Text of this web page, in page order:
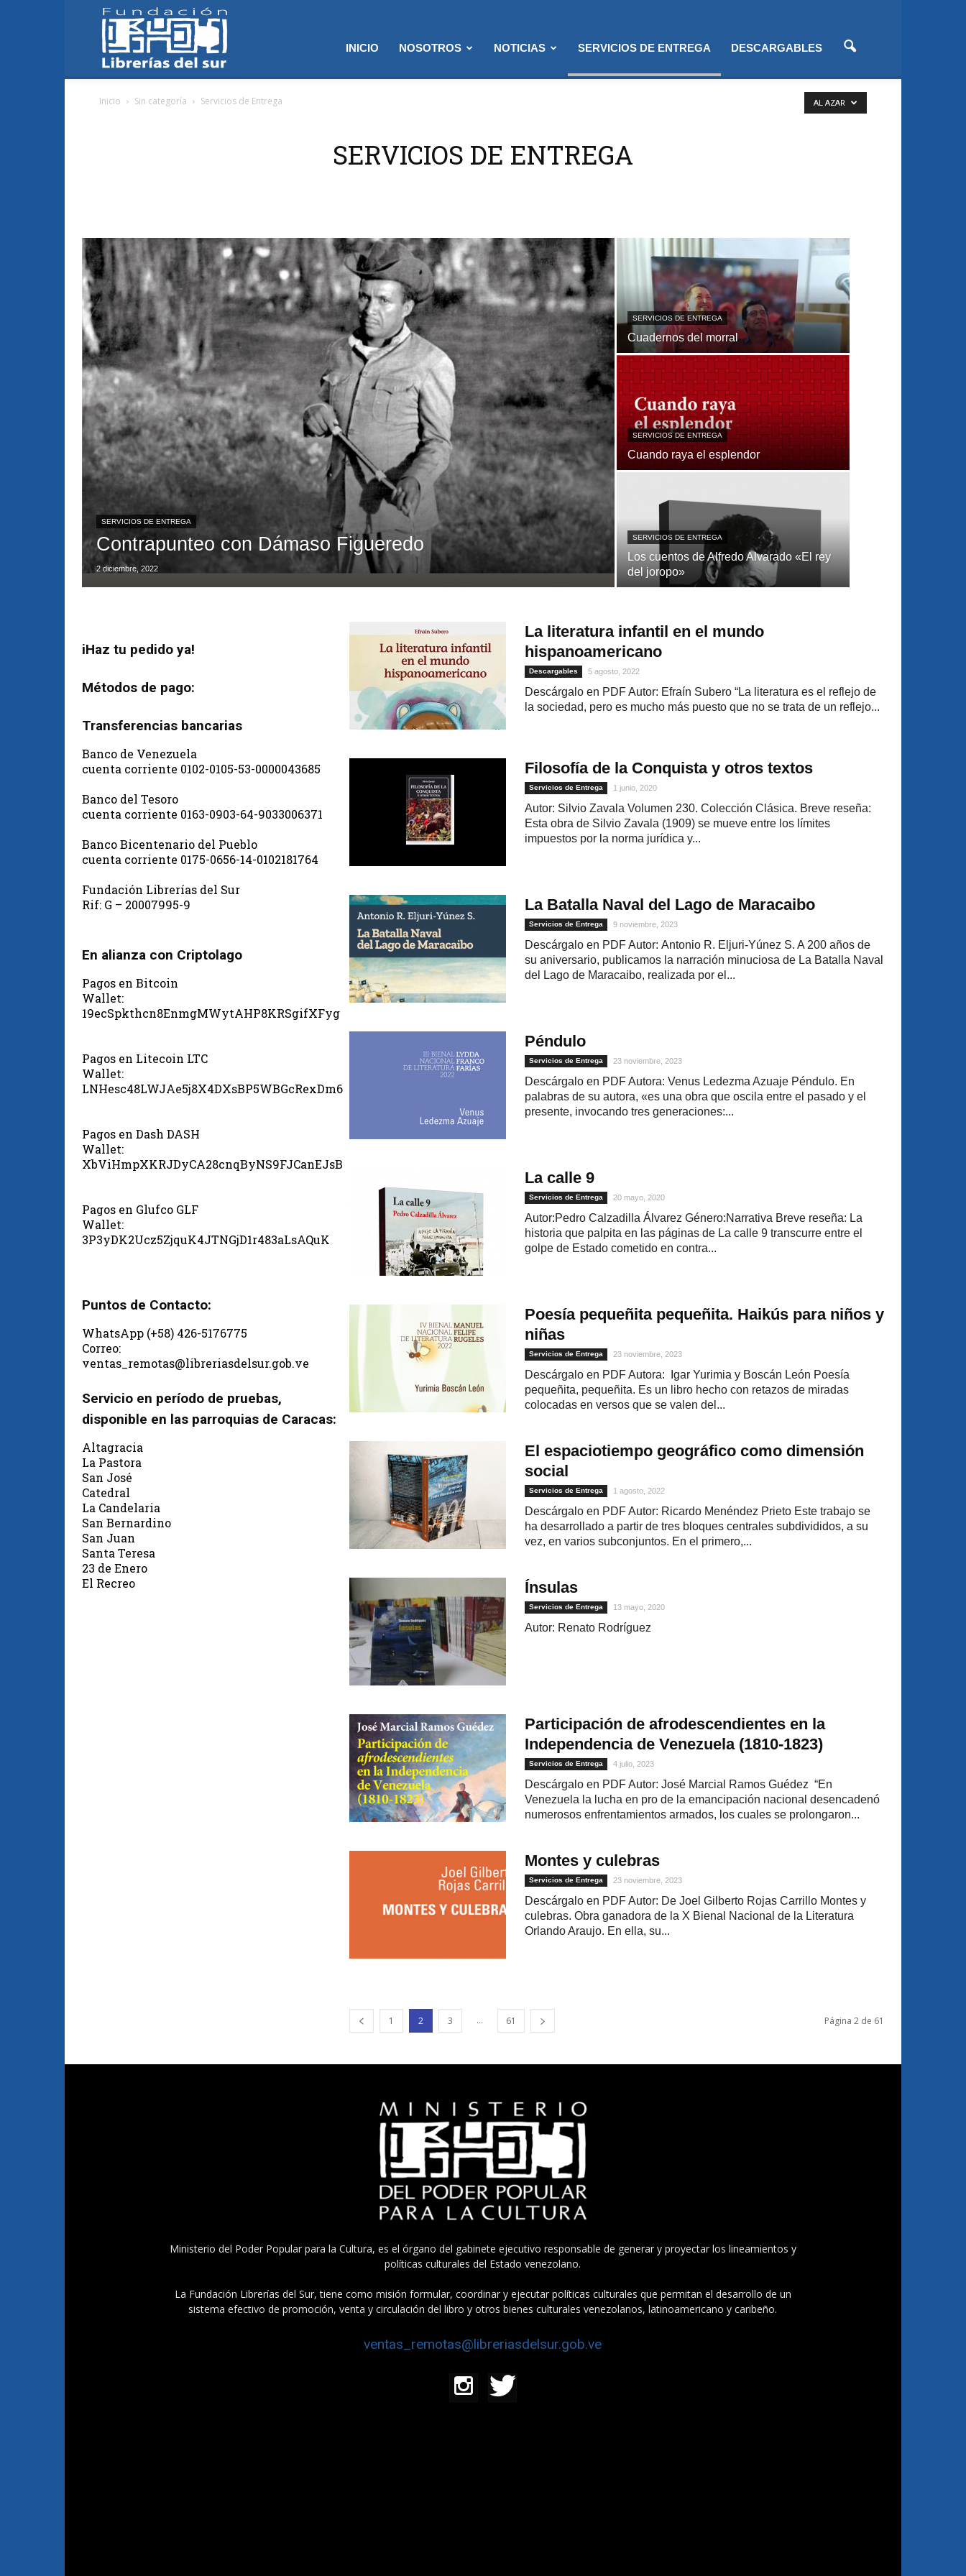
Sur
INICIO NOSOTROS NOTICIAS SERVICIOS DE ENTREGA DESCARGABLES
Inicio Sin categoría Servicios de Entrega
SERVICIOS DE ENTREGA
AL AZAR
SERVICIOS DE ENTREGA
Contrapunteo con Dámaso Figueredo
2 diciembre, 2022
SERVICIOS DE ENTREGA
Cuadernos del morral
SERVICIOS DE ENTREGA
Cuando raya el esplendor
SERVICIOS DE ENTREGA
Los cuentos de Alfredo Alvarado «El rey
del joropo»
La literatura infantil en el mundo
hispanoamericano
Descargables 5 agosto, 2022
Descárgalo en PDF Autor: Efraín Subero “La literatura es el reflejo de
la sociedad, pero es mucho más puesto que no se trata de un reflejo...
Filosofía de la Conquista y otros textos
Servicios de Entrega 1 junio, 2020
Autor: Silvio Zavala Volumen 230. Colección Clásica. Breve reseña:
Esta obra de Silvio Zavala (1909) se mueve entre los límites
impuestos por la norma jurídica y...
La Batalla Naval del Lago de Maracaibo
Servicios de Entrega 9 noviembre, 2023
Descárgalo en PDF Autor: Antonio R. Eljuri-Yúnez S. A 200 años de
su aniversario, publicamos la narración minuciosa de La Batalla Naval
del Lago de Maracaibo, realizada por el...
Péndulo
Servicios de Entrega 23 noviembre, 2023
Descárgalo en PDF Autora: Venus Ledezma Azuaje Péndulo. En
palabras de su autora, «es una obra que oscila entre el pasado y el
presente, invocando tres generaciones:...
La calle 9
Servicios de Entrega 20 mayo, 2020
Autor:Pedro Calzadilla Álvarez Género:Narrativa Breve reseña: La
historia que palpita en las páginas de La calle 9 transcurre entre el
golpe de Estado cometido en contra...
Poesía pequeñita pequeñita. Haikús para niños y
niñas
Servicios de Entrega 23 noviembre, 2023
Descárgalo en PDF Autora: Igar Yurimia y Boscán León Poesía
pequeñita, pequeñita. Es un libro hecho con retazos de miradas
colocadas en versos que se valen del...
El espaciotiempo geográfico como dimensión
social
Servicios de Entrega 1 agosto, 2022
Descárgalo en PDF Autor: Ricardo Menéndez Prieto Este trabajo se
ha desarrollado a partir de tres bloques centrales subdivididos, a su
vez, en varios subconjuntos. En el primero,...
Ínsulas
Servicios de Entrega 13 mayo, 2020
Autor: Renato Rodríguez
Participación de afrodescendientes en la
Independencia de Venezuela (1810-1823)
Servicios de Entrega 4 julio, 2023
Descárgalo en PDF Autor: José Marcial Ramos Guédez “En
Venezuela la lucha en pro de la emancipación nacional desencadenó
numerosos enfrentamientos armados, los cuales se prolongaron...
Montes y culebras
Servicios de Entrega 23 noviembre, 2023
Descárgalo en PDF Autor: De Joel Gilberto Rojas Carrillo Montes y
culebras. Obra ganadora de la X Bienal Nacional de la Literatura
Orlando Araujo. En ella, su...
1 2 3 ... 61 Página 2 de 61
iHaz tu pedido ya!
Métodos de pago:
Transferencias bancarias
Banco de Venezuela
cuenta corriente 0102-0105-53-0000043685
Banco del Tesoro
cuenta corriente 0163-0903-64-9033006371
Banco Bicentenario del Pueblo
cuenta corriente 0175-0656-14-0102181764
Fundación Librerías del Sur
Rif: G – 20007995-9
En alianza con Criptolago
Pagos en Bitcoin
Wallet:
19ecSpkthcn8EnmgMWytAHP8KRSgifXFyg
Pagos en Litecoin LTC
Wallet:
LNHesc48LWJAe5j8X4DXsBP5WBGcRexDm6
Pagos en Dash DASH
Wallet:
XbViHmpXKRJDyCA28cnqByNS9FJCanEJsB
Pagos en Glufco GLF
Wallet:
3P3yDK2Ucz5ZjquK4JTNGjD1r483aLsAQuK
Puntos de Contacto:
WhatsApp (+58) 426-5176775
Correo:
ventas_remotas@libreriasdelsur.gob.ve
Servicio en período de pruebas,
disponible en las parroquias de Caracas:
Altagracia
La Pastora
San José
Catedral
La Candelaria
San Bernardino
San Juan
Santa Teresa
23 de Enero
El Recreo
Ministerio del Poder Popular para la Cultura, es el órgano del gabinete ejecutivo responsable de generar y proyectar los lineamientos y
políticas culturales del Estado venezolano.
La Fundación Librerías del Sur, tiene como misión formular, coordinar y ejecutar políticas culturales que permitan el desarrollo de un
sistema efectivo de promoción, venta y circulación del libro y otros bienes culturales venezolanos, latinoamericano y caribeño.
ventas_remotas@libreriasdelsur.gob.ve